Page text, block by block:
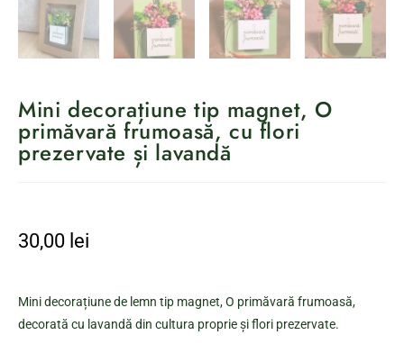
Mini decorațiune tip magnet, O
primăvară frumoasă, cu flori
prezervate și lavandă
30,00 lei
Mini decorațiune de lemn tip magnet, O primăvară frumoasă,
decorată cu lavandă din cultura proprie și flori prezervate.